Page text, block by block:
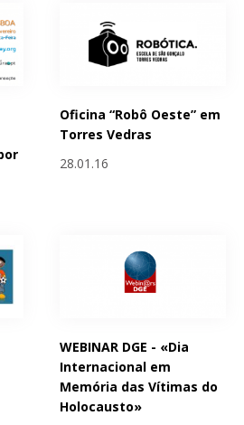
Oficina “Robô Oeste” em
Torres Vedras
28.01.16
WEBINAR DGE - «Dia
Internacional em
Memória das Vítimas do
Holocausto»